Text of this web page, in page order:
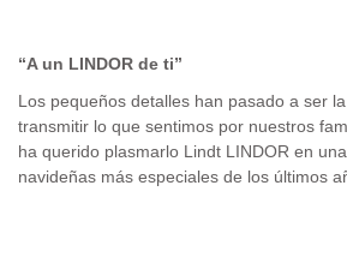
“A un LINDOR de ti”
Los pequeños detalles han pasado a ser
transmitir lo que sentimos por nuestros
ha querido plasmarlo Lindt LINDOR en
navideñas más especiales de los últimos